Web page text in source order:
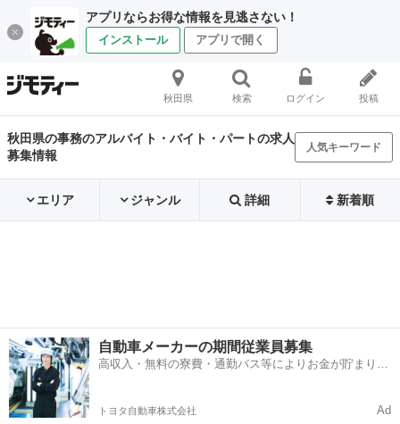
アプリならお得な情報を見逃さない！
インストール アプリで開く
秋田県 検索 ログイン 投稿
秋田県の事務のアルバイト・バイト・パートの求人
募集情報
人気キーワード
エリア ジャンル 詳細 新着順
自動車メーカーの期間従業員募集
高収入・無料の寮費・通勤バス等によりお金が貯まりや
トヨタ自動車株式会社 Ad